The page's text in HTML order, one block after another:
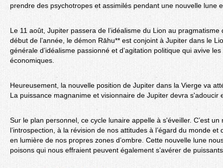
prendre des psychotropes et assimilés pendant une nouvelle lune
Le 11 août, Jupiter passera de l’idéalisme du Lion au
début de l’année, le démon Rāhu** est conjoint à Jupiter dans le
générale d’idéalisme passionné et d’agitation politique qui avive
économiques.
Heureusement, la nouvelle position de Jupiter dans la Vierge va
La puissance magnanime et visionnaire de Jupiter devra s'adoucir
Sur le plan personnel, ce cycle lunaire appelle à s'éveiller. C’est
l’introspection, à la révision de nos attitudes à l’égard du monde
en lumière de nos propres zones d’ombre. Cette nouvelle lune
poisons qui nous effraient peuvent également s’avérer de